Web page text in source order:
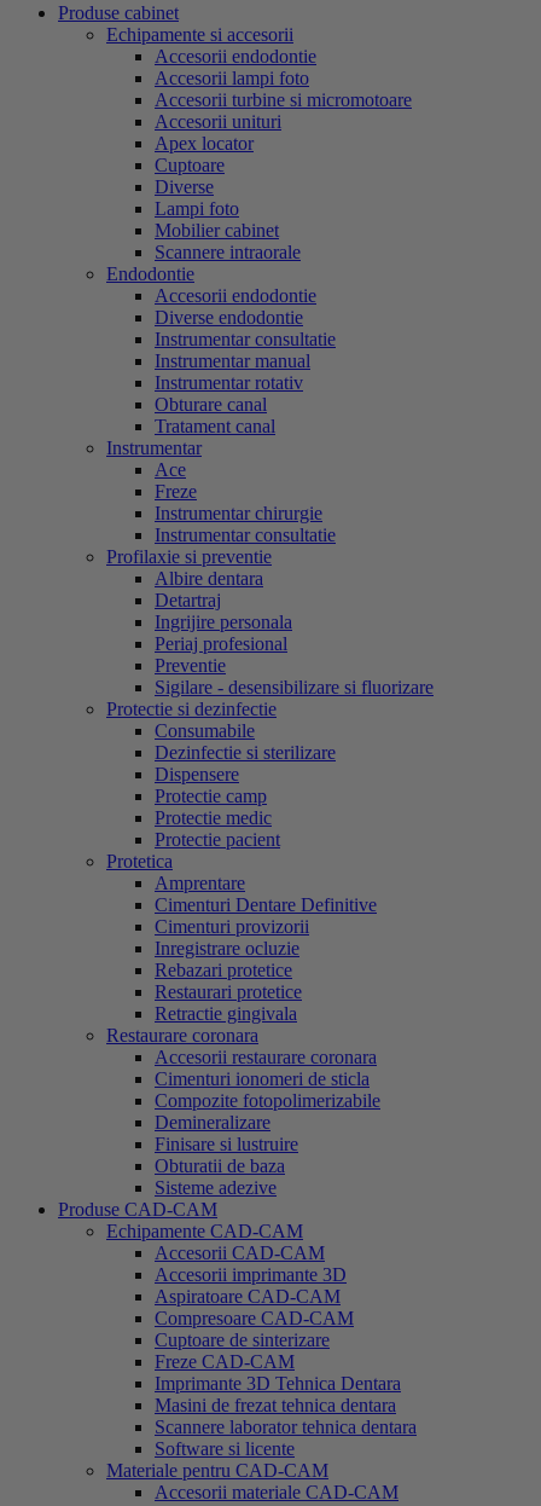
Produse cabinet
Echipamente si accesorii
Accesorii endodontie
Accesorii lampi foto
Accesorii turbine si micromotoare
Accesorii unituri
Apex locator
Cuptoare
Diverse
Lampi foto
Mobilier cabinet
Scannere intraorale
Endodontie
Accesorii endodontie
Diverse endodontie
Instrumentar consultatie
Instrumentar manual
Instrumentar rotativ
Obturare canal
Tratament canal
Instrumentar
Ace
Freze
Instrumentar chirurgie
Instrumentar consultatie
Profilaxie si preventie
Albire dentara
Detartraj
Ingrijire personala
Periaj profesional
Preventie
Sigilare - desensibilizare si fluorizare
Protectie si dezinfectie
Consumabile
Dezinfectie si sterilizare
Dispensere
Protectie camp
Protectie medic
Protectie pacient
Protetica
Amprentare
Cimenturi Dentare Definitive
Cimenturi provizorii
Inregistrare ocluzie
Rebazari protetice
Restaurari protetice
Retractie gingivala
Restaurare coronara
Accesorii restaurare coronara
Cimenturi ionomeri de sticla
Compozite fotopolimerizabile
Demineralizare
Finisare si lustruire
Obturatii de baza
Sisteme adezive
Produse CAD-CAM
Echipamente CAD-CAM
Accesorii CAD-CAM
Accesorii imprimante 3D
Aspiratoare CAD-CAM
Compresoare CAD-CAM
Cuptoare de sinterizare
Freze CAD-CAM
Imprimante 3D Tehnica Dentara
Masini de frezat tehnica dentara
Scannere laborator tehnica dentara
Software si licente
Materiale pentru CAD-CAM
Accesorii materiale CAD-CAM